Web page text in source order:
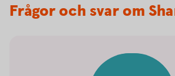
Frågor och svar om